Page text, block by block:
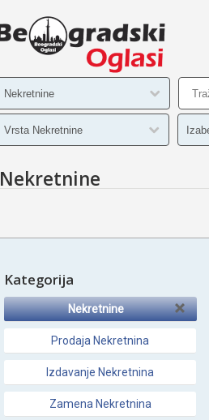
Nekretnine
Kategorija
Nekretnine
Prodaja Nekretnina
Izdavanje Nekretnina
Zamena Nekretnina